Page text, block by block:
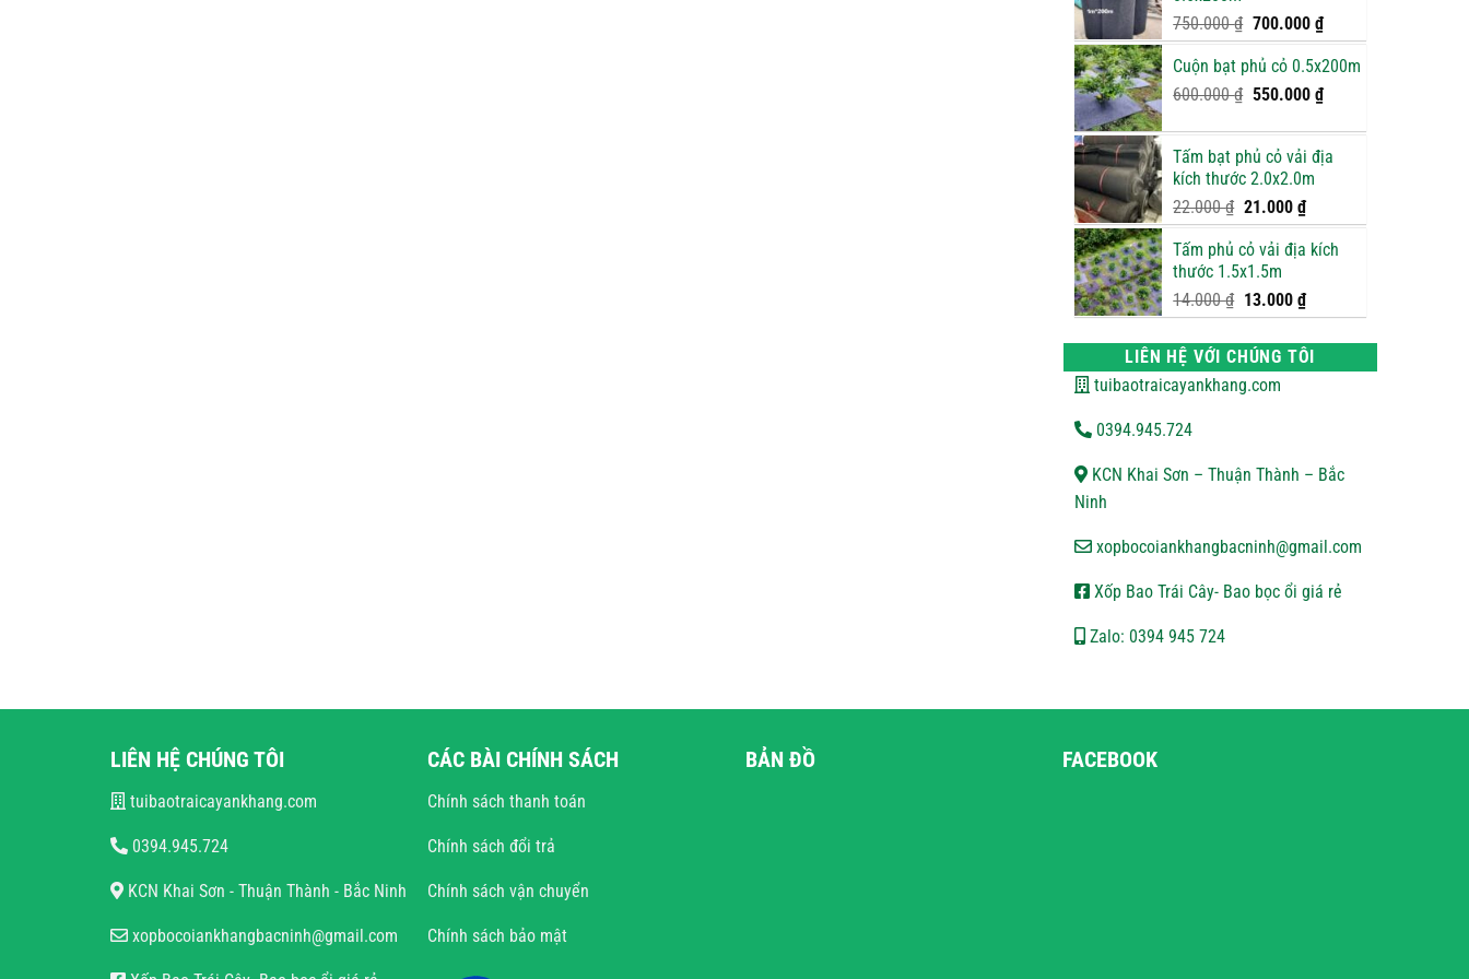
750.000₫ Giá
gốc
là:
750.000 ₫.
700.000₫Giá
hiện
tại
là:
Cuộn bạt phủ cỏ 0.5x200m
600.000₫ Giá
là:
600.000 ₫.
550.000₫Giá
tại
là:
Tấm bạt phủ cỏ vải địa
kích thước 2.0x2.0m
22.000₫ Giá
gốc
là:
22.000 ₫.
21.000₫Giá
hiện
tại
21.000 ₫.
Tấm phủ cỏ vải địa kích
thước 1.5x1.5m
14.000₫ Giá
gốc
là:
14.000 ₫.
13.000₫Giá
hiện
tại
là:
LIÊN HỆ VỚI CHÚNG TÔI
tuibaotraicayankhang.com
0394.945.724
KCN Khai Sơn – Thuận Thành – Bắc
Ninh
xopbocoiankhangbacninh@gmail.com
Xốp Bao Trái Cây- Bao bọc ổi giá rẻ
Zalo: 0394 945 724
LIÊN HỆ CHÚNG TÔI
tuibaotraicayankhang.com
0394.945.724
KCN Khai Sơn - Thuận Thành - Bắc Ninh
xopbocoiankhangbacninh@gmail.com
CÁC BÀI CHÍNH SÁCH
Chính sách thanh toán
Chính sách đổi trả
Chính sách vận chuyển
Chính sách bảo mật
BẢN ĐỒ FACEBOOK